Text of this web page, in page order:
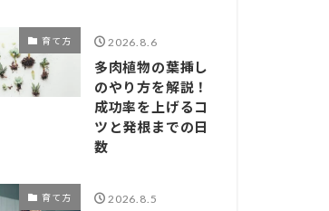
育て方 2026.8.6
多肉植物の葉挿し
のやり方を解説！
成功率を上げるコ
ツと発根までの日
数
育て方 2026.8.5